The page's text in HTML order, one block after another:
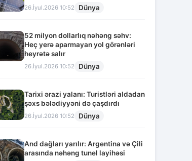
26.İyul.2026 10:52 Dünya
52 milyon dollarlıq nəhəng səhv:
Heç yerə aparmayan yol görənləri
heyrətə salır
26.İyul.2026 10:52 Dünya
Tarixi ərazi yalanı: Turistləri aldadan
şəxs bələdiyyəni də çaşdırdı
26.İyul.2026 10:52 Dünya
And dağları yarılır: Argentina və Çili
arasında nəhəng tunel layihəsi